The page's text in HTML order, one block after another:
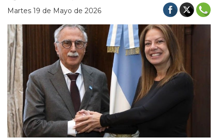
Martes 19 de Mayo de 2026